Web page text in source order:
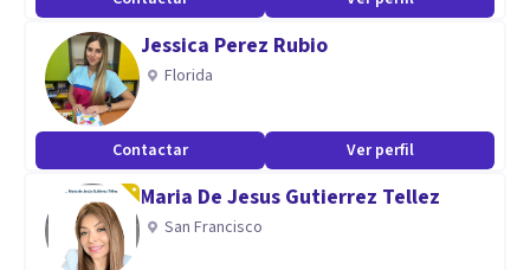
Jessica Perez Rubio
Florida
Contactar Ver perfil
Maria De Jesus Gutierrez Tellez
San Francisco